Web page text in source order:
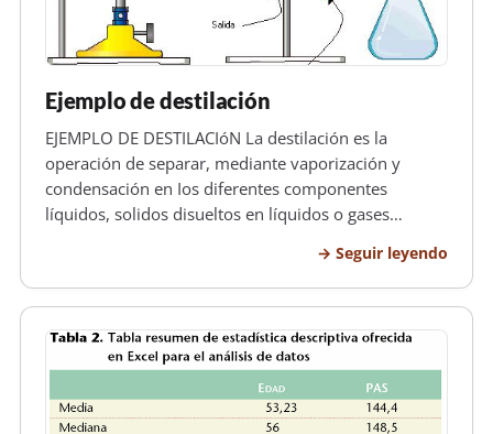
Ejemplo de destilación
EJEMPLO DE DESTILACIóN La destilación es la
operación de separar, mediante vaporización y
condensación en Ios diferentes componentes
líquidos, solidos disueltos en líquidos o gases
puntos de ebullición, de cada una de las sustancias
ya que el punto de ebullición es u…
Seguir leyendo